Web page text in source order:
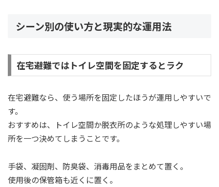
シーン別の使い方と現実的な運用法
在宅避難ではトイレ空間を固定するとラク
在宅避難なら、使う場所を固定したほうが運用しやすいで
す。
おすすめは、トイレ空間か脱衣所のような処理しやすい場
所を一つ決めてしまうことです。
手袋、凝固剤、防臭袋、消毒用品をまとめて置く。
使用後の保管箱も近くに置く。